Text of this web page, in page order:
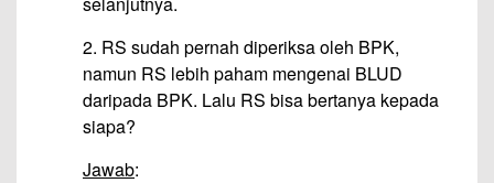
2. RS sudah pernah diperiksa oleh BPK,
namun RS lebih paham mengenai BLUD
daripada BPK. Lalu RS bisa bertanya kepada
siapa?
Jawab: